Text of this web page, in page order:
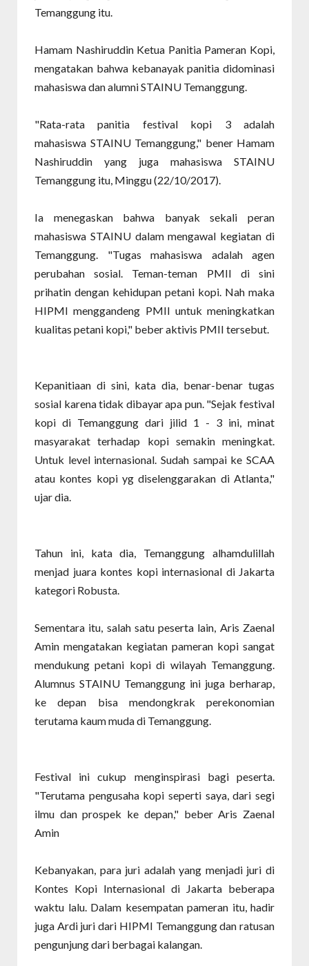
Temanggung itu.
Hamam Nashiruddin Ketua Panitia Pameran Kopi,
mengatakan bahwa kebanayak panitia didominasi
mahasiswa dan alumni STAINU Temanggung.
"Rata-rata panitia festival kopi 3 adalah
mahasiswa STAINU Temanggung," bener Hamam
Nashiruddin yang juga mahasiswa STAINU
Temanggung itu, Minggu (22/10/2017).
Ia menegaskan bahwa banyak sekali peran
mahasiswa STAINU dalam mengawal kegiatan di
Temanggung. "Tugas mahasiswa adalah agen
perubahan sosial. Teman-teman PMII di sini
prihatin dengan kehidupan petani kopi. Nah maka
HIPMI menggandeng PMII untuk meningkatkan
kualitas petani kopi," beber aktivis PMII tersebut.
Kepanitiaan di sini, kata dia, benar-benar tugas
sosial karena tidak dibayar apa pun. "Sejak festival
kopi di Temanggung dari jilid 1 - 3 ini, minat
masyarakat terhadap kopi semakin meningkat.
Untuk level internasional. Sudah sampai ke SCAA
atau kontes kopi yg diselenggarakan di Atlanta,"
ujar dia.
Tahun ini, kata dia, Temanggung alhamdulillah
menjad juara kontes kopi internasional di Jakarta
kategori Robusta.
Sementara itu, salah satu peserta lain, Aris Zaenal
Amin mengatakan kegiatan pameran kopi sangat
mendukung petani kopi di wilayah Temanggung.
Alumnus STAINU Temanggung ini juga berharap,
ke depan bisa mendongkrak perekonomian
terutama kaum muda di Temanggung.
Festival ini cukup menginspirasi bagi peserta.
"Terutama pengusaha kopi seperti saya, dari segi
ilmu dan prospek ke depan," beber Aris Zaenal
Amin
Kebanyakan, para juri adalah yang menjadi juri di
Kontes Kopi Internasional di Jakarta beberapa
waktu lalu. Dalam kesempatan pameran itu, hadir
juga Ardi juri dari HIPMI Temanggung dan ratusan
pengunjung dari berbagai kalangan.